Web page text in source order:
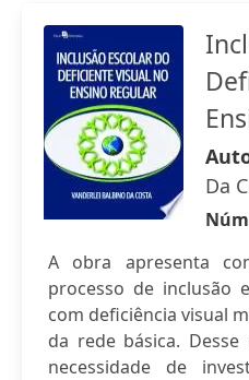
Da
A obra apresenta
processo de inclusão
com deficiência visual
da rede básica.
necessidade de